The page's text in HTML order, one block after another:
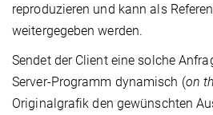
reproduzieren und kann als
weitergegeben werden.
Sendet der Client eine solche
Server-Programm dynamisch (on
Originalgrafik den gewünschten